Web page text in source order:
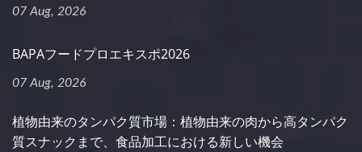
07 Aug, 2026
BAPAフードプロエキスポ2026
07 Aug, 2026
植物由来のタンパク質市場：植物由来の肉から高タンパク
質スナックまで、食品加工における新しい機会